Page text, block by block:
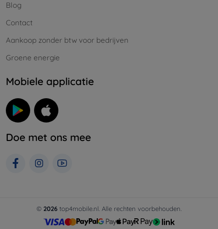
Blog
Contact
Aankoop zonder btw voor bedrijven
Groene energie
Mobiele applicatie
Doe met ons mee
© 2026 top4mobile.nl. Alle rechten voorbehouden.